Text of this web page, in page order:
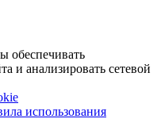
обеспечивать
и анализировать сетевой
использования